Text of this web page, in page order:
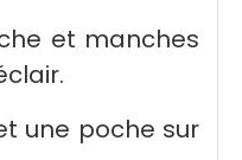
et manches
une poche sur